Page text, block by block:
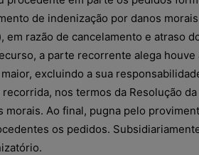
de indenização por danos
em razão de cancelamento e atraso
a parte recorrente alega
excluindo a sua
nos termos da Resolução
morais. Ao final, pugna pelo
os pedidos.